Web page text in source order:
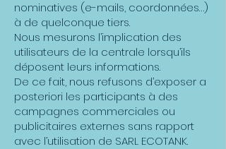
nominatives (e-mails, coordonnées…)
à de quelconque tiers.
Nous mesurons l’implication des
utilisateurs de la centrale lorsqu’ils
déposent leurs informations.
De ce fait, nous refusons d’exposer a
posteriori les participants à des
campagnes commerciales ou
publicitaires externes sans rapport
avec l’utilisation de SARL ECOTANK.